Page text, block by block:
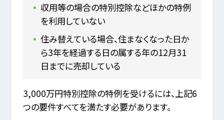
収用等の場合の特別控除などほかの特例
を利用していない
住み替えている場合、住まなくなった日か
ら3年を経過する日の属する年の12月31
日までに売却している
3,000万円特別控除の特例を受けるには、上記6
つの要件すべてを満たす必要があります。